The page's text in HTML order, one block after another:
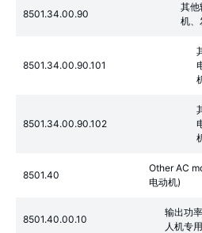
8501.34.00.90
其他
机、
8501.34.00.90.101
8501.34.00.90.102
8501.40
Other AC
电动机)
8501.40.00.10
输出功
人机专